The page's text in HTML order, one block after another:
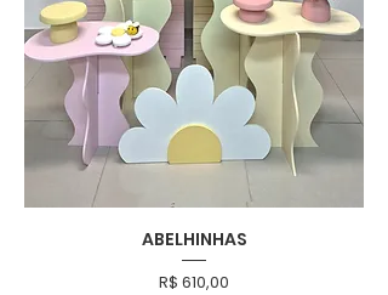
ABELHINHAS
Preço
R$ 610,00